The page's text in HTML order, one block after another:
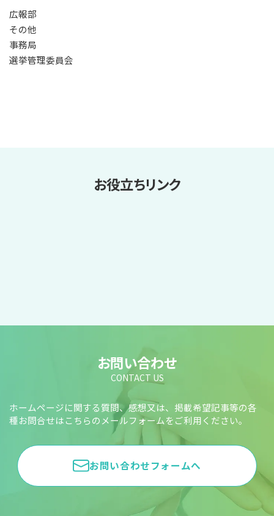
広報部
その他
事務局
選挙管理委員会
お役立ちリンク
お問い合わせ
CONTACT US
ホームページに関する質問、感想又は、掲載希望記事等の各
種お問合せはこちらのメールフォームをご利用ください。
お問い合わせフォームへ